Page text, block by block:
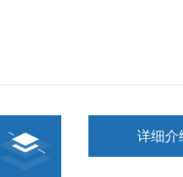
详细介